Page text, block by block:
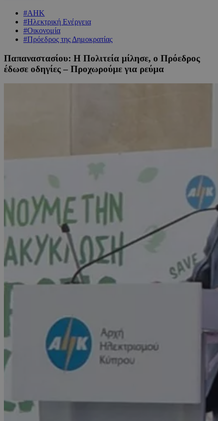
#ΑΗΚ
#Ηλεκτρική Ενέργεια
#Οικονομία
#Πρόεδρος της Δημοκρατίας
Παπαναστασίου: Η Πολιτεία μίλησε, ο Πρόεδρος
έδωσε οδηγίες – Προχωρούμε για ρεύμα